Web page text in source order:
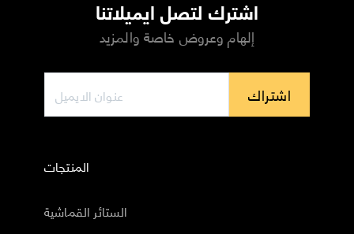
اشترك لتصل ايميلاتنا
إلهام وعروض خاصة والمزيد
اشتراك
المنتجات
الستائر القماشية